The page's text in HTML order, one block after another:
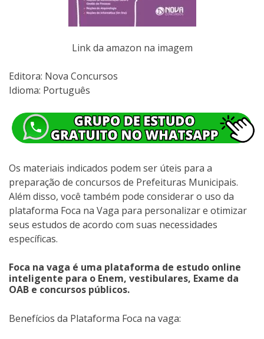
Link da amazon na imagem
Editora:‎ Nova Concursos
Idioma: Português
Os materiais indicados podem ser úteis para a
preparação de concursos de Prefeituras Municipais.
Além disso, você também pode considerar o uso da
plataforma Foca na Vaga para personalizar e otimizar
seus estudos de acordo com suas necessidades
específicas.
Foca na vaga é uma plataforma de estudo online
inteligente para o Enem, vestibulares, Exame da
OAB e concursos públicos.
Benefícios da Plataforma Foca na vaga: